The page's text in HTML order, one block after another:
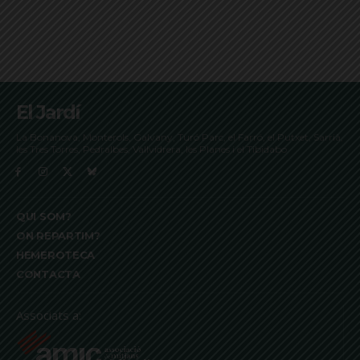
El Jardí
La Bonanova, Monterols, Galvany, Turó Parc, el Farró, el Putxet, Sarrià,
les Tres Torres, Pedralbes, Vallvidrera, les Planes i el Tibidabo
QUI SOM?
ON REPARTIM?
HEMEROTECA
CONTACTA
Associats a: